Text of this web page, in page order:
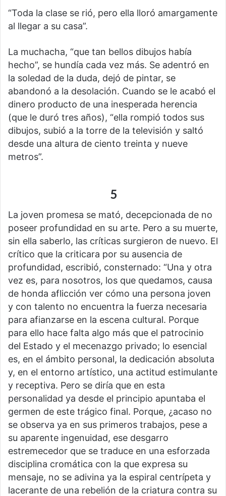
“Toda la clase se rió, pero ella lloró amargamente
al llegar a su casa”.
La muchacha, “que tan bellos dibujos había
hecho”, se hundía cada vez más. Se adentró en
la soledad de la duda, dejó de pintar, se
abandonó a la desolación. Cuando se le acabó el
dinero producto de una inesperada herencia
(que le duró tres años), “ella rompió todos sus
dibujos, subió a la torre de la televisión y saltó
desde una altura de ciento treinta y nueve
metros”.
5
La joven promesa se mató, decepcionada de no
poseer profundidad en su arte. Pero a su muerte,
sin ella saberlo, las críticas surgieron de nuevo. El
crítico que la criticara por su ausencia de
profundidad, escribió, consternado: “Una y otra
vez es, para nosotros, los que quedamos, causa
de honda aflicción ver cómo una persona joven
y con talento no encuentra la fuerza necesaria
para afianzarse en la escena cultural. Porque
para ello hace falta algo más que el patrocinio
del Estado y el mecenazgo privado; lo esencial
es, en el ámbito personal, la dedicación absoluta
y, en el entorno artístico, una actitud estimulante
y receptiva. Pero se diría que en esta
personalidad ya desde el principio apuntaba el
germen de este trágico final. Porque, ¿acaso no
se observa ya en sus primeros trabajos, pese a
su aparente ingenuidad, ese desgarro
estremecedor que se traduce en una esforzada
disciplina cromática con la que expresa su
mensaje, no se adivina ya la espiral centrípeta y
lacerante de una rebelión de la criatura contra su